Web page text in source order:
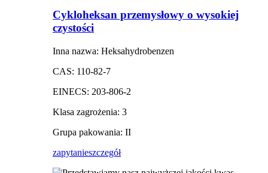
Cykloheksan przemysłowy o wysokiej
czystości
Inna nazwa: Heksahydrobenzen
CAS: 110-82-7
EINECS: 203-806-2
Klasa zagrożenia: 3
Grupa pakowania: II
zapytanieszczegół